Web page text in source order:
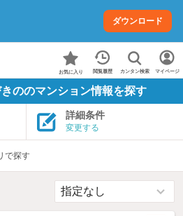
ダウンロード
お気に入り 閲覧履歴 カンタン検索 マイページ
ののマンション情報を探す
詳細条件
変更する
で探す